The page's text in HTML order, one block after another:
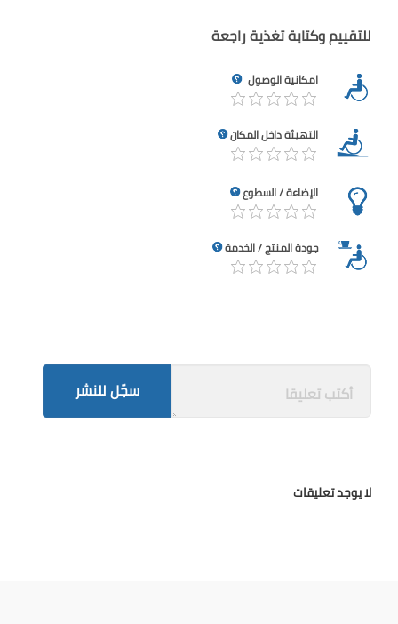
للتقييم وكتابة تغذية راجعة
امكانية الوصول
التهيئة داخل المكان
الإضاءة / السطوع
جودة المنتج / الخدمة
سجّل للنشر
لا يوجد تعليقات